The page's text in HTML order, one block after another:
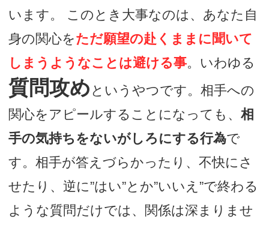
います。 このとき大事なのは、あなた自
身の関心をただ願望の赴くままに聞いて
しまうようなことは避ける事。いわゆる
質問攻め というやつです。相手への
関心をアピールすることになっても、 相
手の気持ちをないがしろにする行為で
す。相手が答えづらかったり、不快にさ
せたり、逆に”はい”とか”いいえ”で終わる
ような質問だけでは、関係は深まりませ